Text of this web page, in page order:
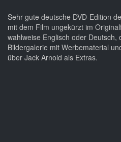
Sehr gute deutsche DVD-Edition
mit dem Film ungekürzt im
wahlweise Englisch oder Deutsch,
Bildergalerie mit Werbematerial
über Jack Arnold als Extras.